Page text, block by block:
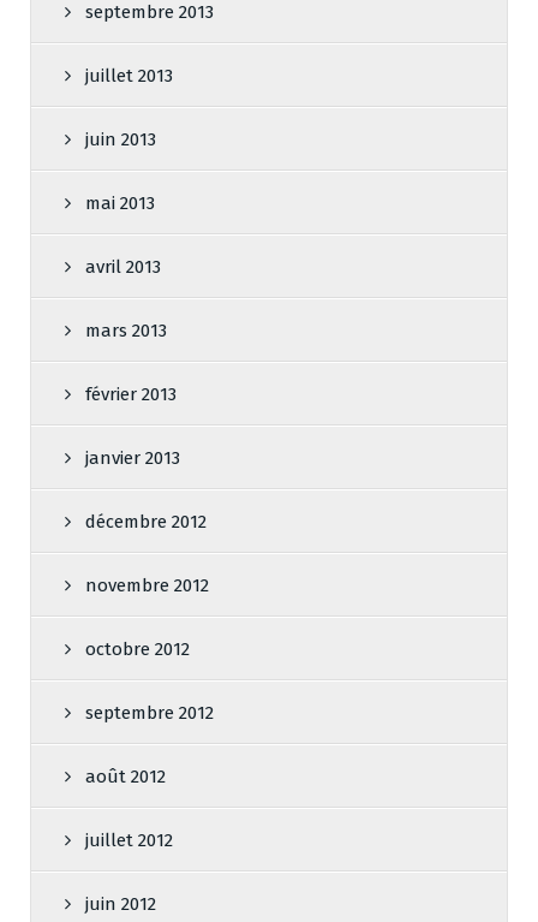
septembre 2013
juillet 2013
juin 2013
mai 2013
avril 2013
mars 2013
février 2013
janvier 2013
décembre 2012
novembre 2012
octobre 2012
septembre 2012
août 2012
juillet 2012
juin 2012